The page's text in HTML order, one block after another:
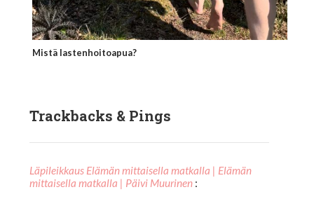
Mistä lastenhoitoapua?
Trackbacks & Pings
Läpileikkaus Elämän mittaisella matkalla | Elämän
mittaisella matkalla | Päivi Muurinen :